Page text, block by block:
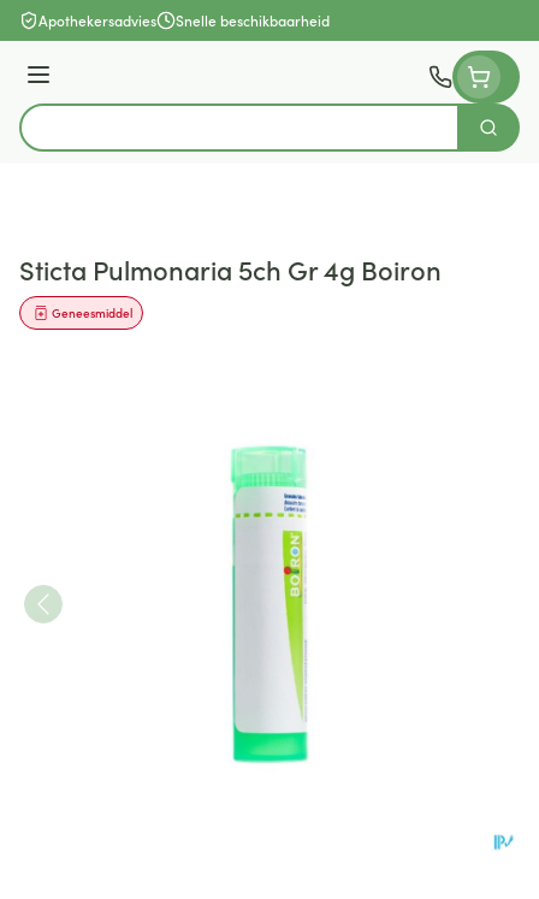
Ga naar de inhoud
Apothekersadvies Snelle beschikbaarheid
Menu
Product, merk, categorie...
Zoek
Sticta Pulmonaria 5ch Gr 4g Boiron
Geneesmiddel